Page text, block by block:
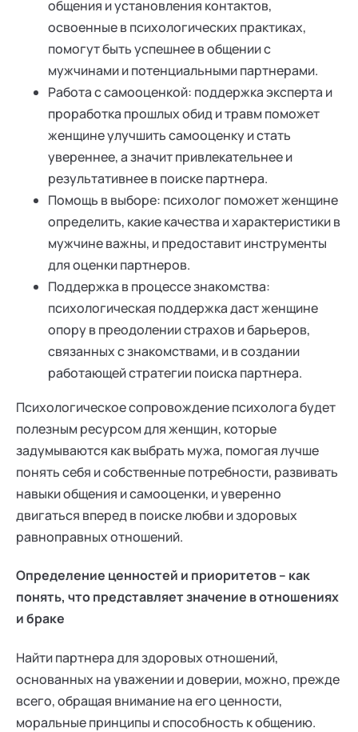
общения и установления контактов,
освоенные в психологических практиках,
помогут быть успешнее в общении с
мужчинами и потенциальными партнерами.
Работа с самооценкой: поддержка эксперта и
проработка прошлых обид и травм поможет
женщине улучшить самооценку и стать
увереннее, а значит привлекательнее и
результативнее в поиске партнера.
Помощь в выборе: психолог поможет женщине
определить, какие качества и характеристики в
мужчине важны, и предоставит инструменты
для оценки партнеров.
Поддержка в процессе знакомства:
психологическая поддержка даст женщине
опору в преодолении страхов и барьеров,
связанных с знакомствами, и в создании
работающей стратегии поиска партнера.
Психологическое сопровождение психолога будет
полезным ресурсом для женщин, которые
задумываются как выбрать мужа, помогая лучше
понять себя и собственные потребности, развивать
навыки общения и самооценки, и уверенно
двигаться вперед в поиске любви и здоровых
равноправных отношений.
Определение ценностей и приоритетов – как
понять, что представляет значение в отношениях
и браке
Найти партнера для здоровых отношений,
основанных на уважении и доверии, можно, прежде
всего, обращая внимание на его ценности,
моральные принципы и способность к общению.